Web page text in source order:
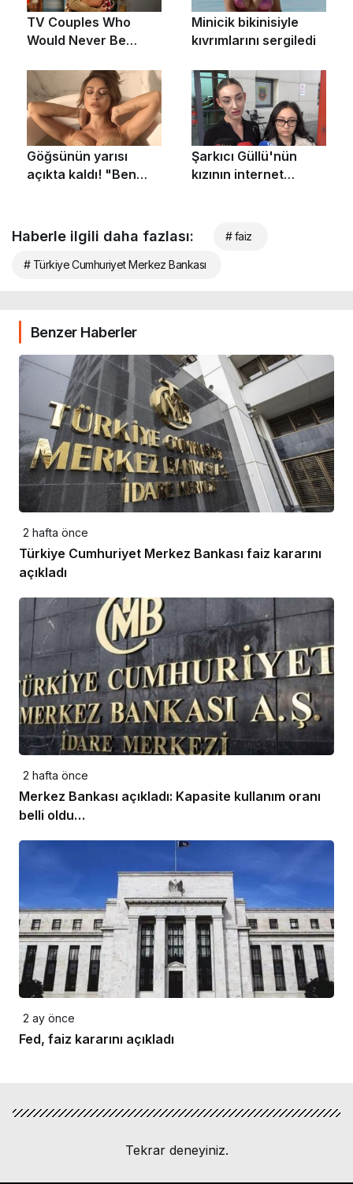
Haberle ilgili daha fazlası: # faiz
# Türkiye Cumhuriyet Merkez Bankası
Benzer Haberler
2 hafta önce
Türkiye Cumhuriyet Merkez Bankası faiz kararını
açıkladı
2 hafta önce
Merkez Bankası açıkladı: Kapasite kullanım oranı
belli oldu…
2 ay önce
Fed, faiz kararını açıkladı
Tekrar deneyiniz.